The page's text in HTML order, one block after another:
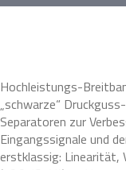
Hochleistungs-
„schwarze“
Separatoren zur
Eingangssignale und
erstklassig: Linearität,